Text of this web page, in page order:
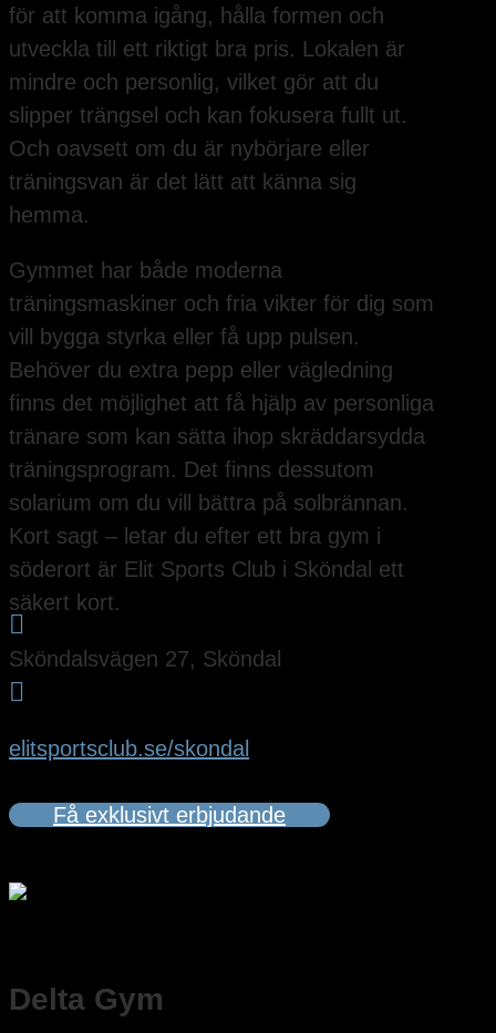
för att komma igång, hålla formen och
utveckla till ett riktigt bra pris. Lokalen är
mindre och personlig, vilket gör att du
slipper trängsel och kan fokusera fullt ut.
Och oavsett om du är nybörjare eller
träningsvan är det lätt att känna sig
hemma.
Gymmet har både moderna
träningsmaskiner och fria vikter för dig som
vill bygga styrka eller få upp pulsen.
Behöver du extra pepp eller vägledning
finns det möjlighet att få hjälp av personliga
tränare som kan sätta ihop skräddarsydda
träningsprogram. Det finns dessutom
solarium om du vill bättra på solbrännan.
Kort sagt – letar du efter ett bra gym i
söderort är Elit Sports Club i Sköndal ett
säkert kort.

Sköndalsvägen 27, Sköndal

elitsportsclub.se/skondal
Få exklusivt erbjudande
Delta Gym